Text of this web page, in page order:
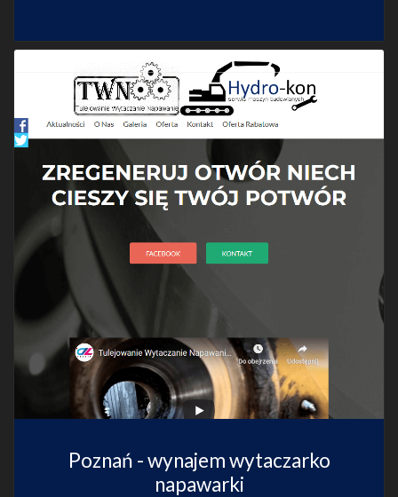
Poznań - wynajem wytaczarko
napawarki